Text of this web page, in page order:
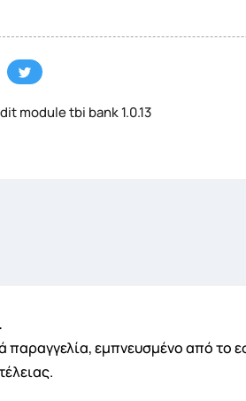
εμπνευσμένο από το